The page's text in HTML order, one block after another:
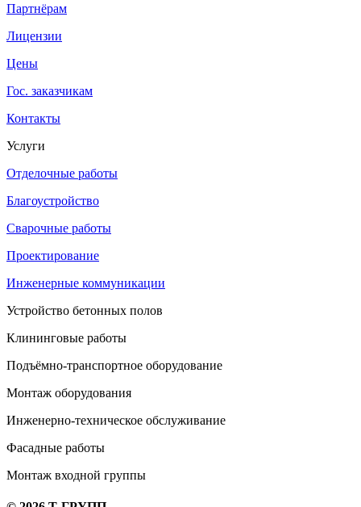
Партнёрам
Лицензии
Цены
Гос. заказчикам
Контакты
Услуги
Отделочные работы
Благоустройство
Сварочные работы
Проектирование
Инженерные коммуникации
Устройство бетонных полов
Клининговые работы
Подъёмно-транспортное оборудование
Монтаж оборудования
Инженерно-техническое обслуживание
Фасадные работы
Монтаж входной группы